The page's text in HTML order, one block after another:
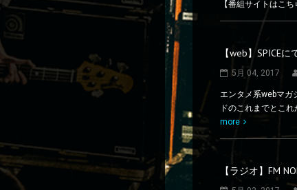
【番組サイトはこち
【web】SPICE
5月 04, 2017
エンタメ系webマガ
ドのこれまでとこ
more
【ラジオ】FM